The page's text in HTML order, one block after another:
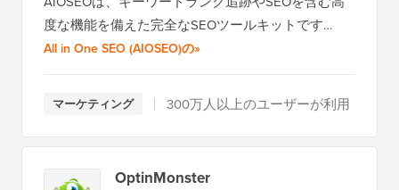
度な機能を備えた完全なSEOツールキットです…
All in One SEO (AIOSEO)の全レビューを読む
»
マーケティング 300万人以上のユーザーが利用
OptinMonster